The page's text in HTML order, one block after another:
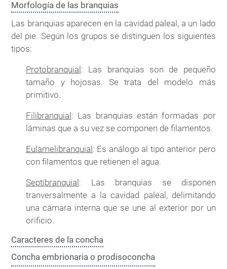
Morfología de las branquias
Las branquias aparecen en la cavidad paleal, a un lado
del pie. Según los grupos se distinguen los siguientes
tipos:
Protobranquial: Las branquias son de pequeño
tamaño y hojosas. Se trata del modelo más
primitivo.
Filibranquial: Las branquias están formadas por
láminas que a su vez se componen de filamentos.
Eulamelibranquial: Es análogo al tipo anterior pero
con filamentos que retienen el agua.
Septibranquial: Las branquias se disponen
tranversalmente a la cavidad paleal, delimitando
una cámara interna que se une al exterior por un
orificio.
Caracteres de la concha
Concha embrionaria o prodisoconcha